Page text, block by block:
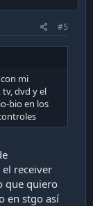
#5
mi
dvd y el
bio en los
receiver
que quiero
en stgo así